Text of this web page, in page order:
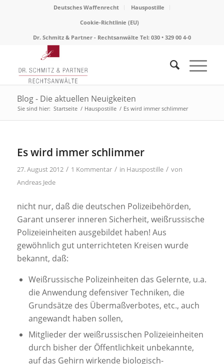
Deutsches Waffenrecht
Hauspostille
Cookie-Richtlinie (EU)
Dr. Schmitz & Partner - Rechtsanwälte Tel: 030 • 329 00 4-0
Blog - Die aktuellen Neuigkeiten
Sie sind hier: Startseite / Hauspostille / Es wird immer schlimmer
Es wird immer schlimmer
27. August 2012 / 1 Kommentar / in Hauspostille / von
Andreas Jede
nicht nur, daß die deutschen Polizeibehörden,
Garant unserer inneren Sicherheit, weißrussische
Polizeieinheiten ausgebildet haben! Aus
gewöhnlich gut unterrichteten Kreisen wurde
bekannt, daß:
Weißrussische Polizeinheiten das Gelernte, u.a.
die Anwendung defensiver Techniken, die
Grundsätze des Übermaßverbotes, etc., auch
angewandt haben sollen,
Mitglieder der weißrussischen Polizeieinheiten
durch bisher der Öffentlichkeit unbekannte,
auf das Gehirn wirkende biologisch-